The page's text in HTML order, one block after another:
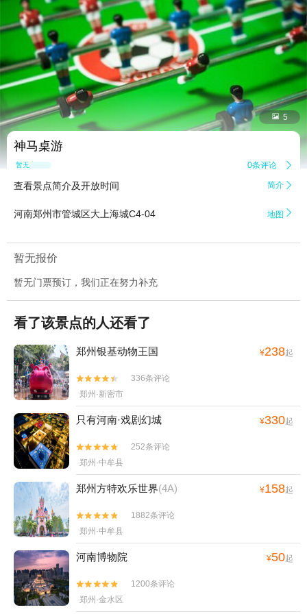
 5
神马桌游
暂无点评 0条评论 
查看景点简介及开放时间 简介 
河南郑州市管城区大上海城C4-04 地图 
暂无报价
暂无门票预订，我们正在努力补充
看了该景点的人还看了
郑州银基动物王国 ¥238起


336条评论
郑州·新密市
只有河南·戏剧幻城 ¥330起


252条评论
郑州·中牟县
郑州方特欢乐世界(4A) ¥158起


1882条评论
郑州·中牟县
河南博物院 ¥50起


1200条评论
郑州·金水区
